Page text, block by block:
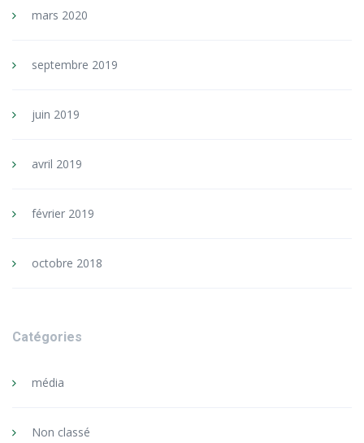
mars 2020
septembre 2019
juin 2019
avril 2019
février 2019
octobre 2018
Catégories
média
Non classé